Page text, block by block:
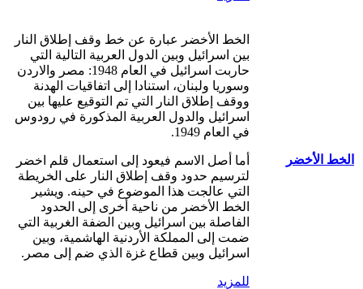
الخط الأخضر
الخط الأخضر عبارة عن خط وقف إطلاق النار
بين اسرائيل وبين الدول العربية التالية التي
حاربت اسرائيل في العام 1948: مصر والاردن
وسوريا ولبنان، استنادا إلى اتفاقيات الهدنة
ووقف إطلاق النار التي تم التوقيع عليها بين
اسرائيل والدول العربية المذكورة في رودوس
في العام 1949.
أما أصل الاسم فيعود إلى استعمال قلم اخضر
لترسيم حدود وقف إطلاق النار على الخريطة
التي عالجت هذا الموضوع في حينه. ويشير
الخط الأخضر من ناحية أخرى إلى الحدود
الفاصلة بين اسرائيل وبين الضفة الغربية التي
ضمت إلى المملكة الأردنية الهاشمية، وبين
اسرائيل وبين قطاع غزة الذي ضم إلى مصر.
للمزيد